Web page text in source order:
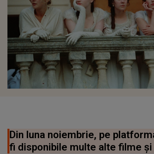
Din luna noiembrie, pe
fi disponibile multe alte filme